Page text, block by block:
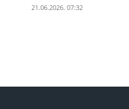
21.06.2026. 07:32